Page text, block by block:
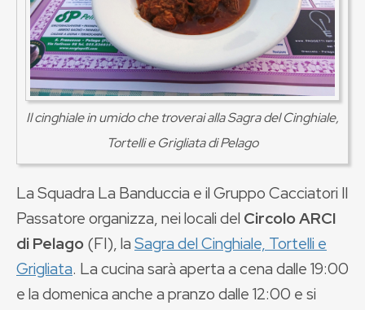
Il cinghiale in umido che troverai alla Sagra del Cinghiale,
Tortelli e Grigliata di Pelago
La Squadra La Banduccia e il Gruppo Cacciatori Il
Passatore organizza, nei locali del Circolo ARCI
di Pelago(FI), laSagra del Cinghiale, Tortelli e
Grigliata. La cucina sarà aperta a cena dalle 19:00
e la domenica anche a pranzo dalle 12:00 e si